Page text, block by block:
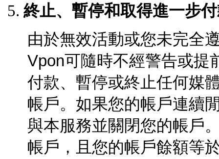
終止、暫停和取得進一步
由於無效活動或您未完全
Vpon可隨時不經警告或提
付款、暫停或終止任何媒
帳戶。如果您的帳戶連續
與本服務並關閉您的帳戶
帳戶，且您的帳戶餘額等